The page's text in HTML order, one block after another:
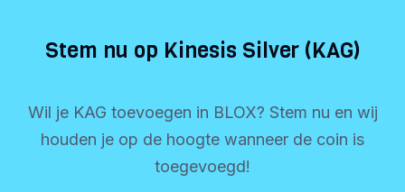
Stem nu op Kinesis Silver (KAG)
Wil je KAG toevoegen in BLOX? Stem nu en wij
houden je op de hoogte wanneer de coin is
toegevoegd!